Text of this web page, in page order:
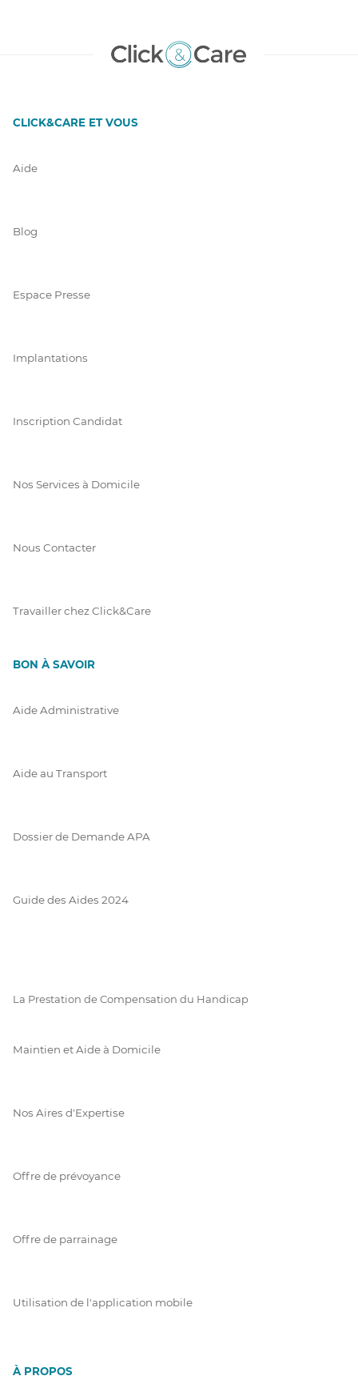
CLICK&CARE ET VOUS
Aide
Blog
Espace Presse
Implantations
Inscription Candidat
Nos Services à Domicile
Nous Contacter
Travailler chez Click&Care
BON À SAVOIR
Aide Administrative
Aide au Transport
Dossier de Demande APA
Guide des Aides 2024
La Prestation de Compensation du Handicap
Maintien et Aide à Domicile
Nos Aires d'Expertise
Offre de prévoyance
Offre de parrainage
Utilisation de l'application mobile
À PROPOS